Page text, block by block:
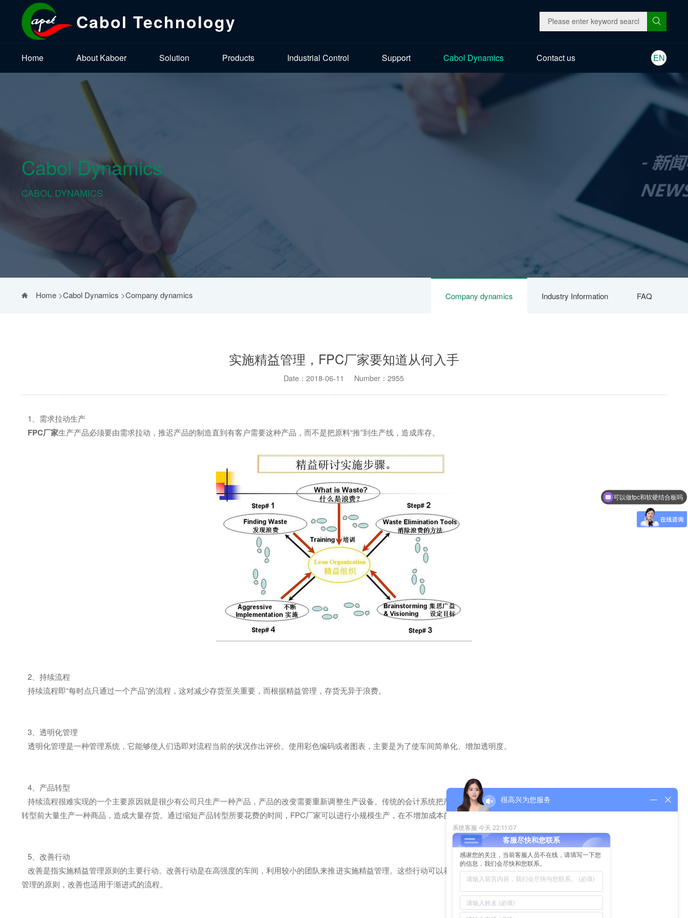
Cabol Technology
Home About Kaboer Solution Products Industrial Control Support Cabol Dynamics Contact us EN
Cabol Dynamics
CABOL DYNAMICS
Company dynamics Industry Information FAQ
Home>Cabol Dynamics >Company dynamics
实施精益管理，FPC厂家要知道从何入手
Date：2018-06-11 Number：2955
1、需求拉动生产
FPC厂家生产产品必须要由需求拉动，推迟产品的制造直到有客户需要这种产品，而不是把原料“推”到生产线，造成库存。
2、持续流程
持续流程即“每时点只通过一个产品”的流程，这对减少存货至关重要，而根据精益管理，存货无异于浪费。
3、透明化管理
透明化管理是一种管理系统，它能够使人们迅即对流程当前的状况作出评价。使用彩色编码或者图表，主要是为了使车间简单化、增加透明度。
4、产品转型
持续流程很难实现的一个主要原因就是很少有公司只生产一种产品，产品的改变需要重新调整生产设备。传统的会计系统把产品转型的时间看作是生产能力的流失，所以刺激FPC厂家在产品
转型前大量生产一种商品，造成大量存货。通过缩短产品转型所要花费的时间，FPC厂家可以进行小规模生产，在不增加成本的情况下减少存货。
5、改善行动
改善是指实施精益管理原则的主要行动。改善行动是在高强度的车间，利用较小的团队来推进实施精益管理。这些行动可以着眼于建立良好的后勤管理、减少浪费、提高设备的可靠性等精益
管理的原则，改善也适用于渐进式的流程。
可以做fpc和软硬结合板吗